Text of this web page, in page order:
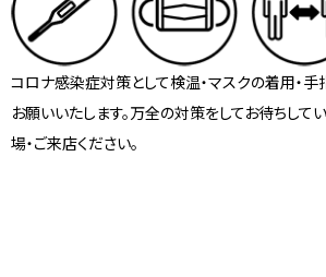
コロナ感染症対策として検温・マスクの着用・
お願いいたします。万全の対策をしてお待ちして
場・ご来店ください。